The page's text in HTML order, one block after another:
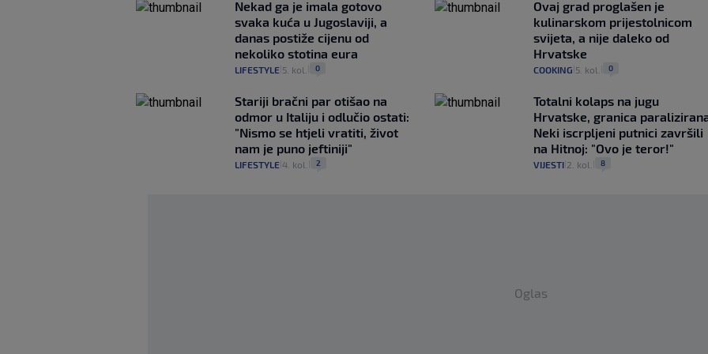
Nekad ga je imala gotovo
svaka kuća u Jugoslaviji, a
danas postiže cijenu od
nekoliko stotina eura
LIFESTYLE 5. kol. 0
Ovaj grad proglašen je
kulinarskom prijestolnicom
svijeta, a nije daleko od
Hrvatske
COOKING 5. kol. 0
Stariji bračni par otišao na
odmor u Italiju i odlučio ostati:
"Nismo se htjeli vratiti, život
nam je puno jeftiniji"
LIFESTYLE 4. kol. 2
Totalni kolaps na jugu
Hrvatske, granica
Neki iscrpljeni putnici završili
na Hitnoj: "Ovo je teror!"
VIJESTI| 2. kol. 8
Oglas